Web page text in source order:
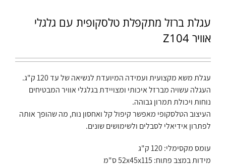
עגלת ברזל מתקפלת טלסקופית עם גלגלי
אוויר Z104
עגלת משא מקצועית ועמידה המיועדת לנשיאה של עד 120 ק"ג.
העגלה עשויה מברזל איכותי ומצויידת בגלגלי אוויר המבטיחים
נוחות ויכולת תמרון גבוהה.
העיצוב הטלסקופי מאפשר קיפול קל ואחסון נוח, מה שהופך אותה
לפתרון אידיאלי לסבלים ולשימושים שונים.
עומס מקסימלי: 120 ק"ג
מידות במצב פתוח: 52x45x115 ס"מ